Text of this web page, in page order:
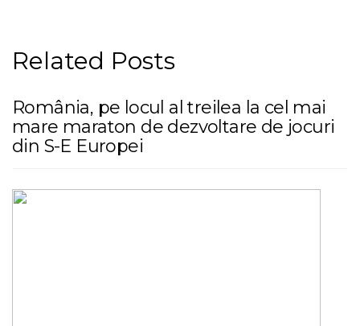
Related Posts
România, pe locul al treilea la cel mai
mare maraton de dezvoltare de jocuri
din S-E Europei